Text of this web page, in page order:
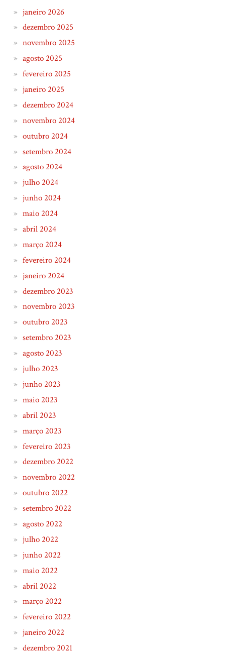
janeiro 2026
dezembro 2025
novembro 2025
agosto 2025
fevereiro 2025
janeiro 2025
dezembro 2024
novembro 2024
outubro 2024
setembro 2024
agosto 2024
julho 2024
junho 2024
maio 2024
abril 2024
março 2024
fevereiro 2024
janeiro 2024
dezembro 2023
novembro 2023
outubro 2023
setembro 2023
agosto 2023
julho 2023
junho 2023
maio 2023
abril 2023
março 2023
fevereiro 2023
dezembro 2022
novembro 2022
outubro 2022
setembro 2022
agosto 2022
julho 2022
junho 2022
maio 2022
abril 2022
março 2022
fevereiro 2022
janeiro 2022
dezembro 2021